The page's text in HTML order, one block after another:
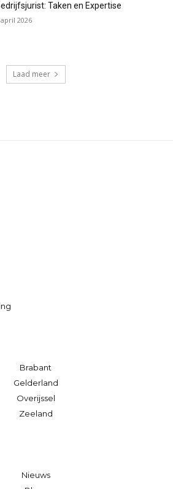
Taken en Expertise
2026
Laad meer
Brabant
Gelderland
Overijssel
Zeeland
Nieuws